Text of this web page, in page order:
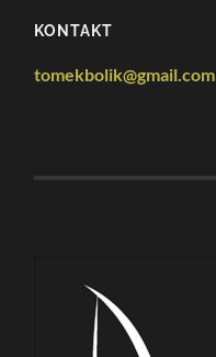
KONTAKT
tomekbolik@gmail.com